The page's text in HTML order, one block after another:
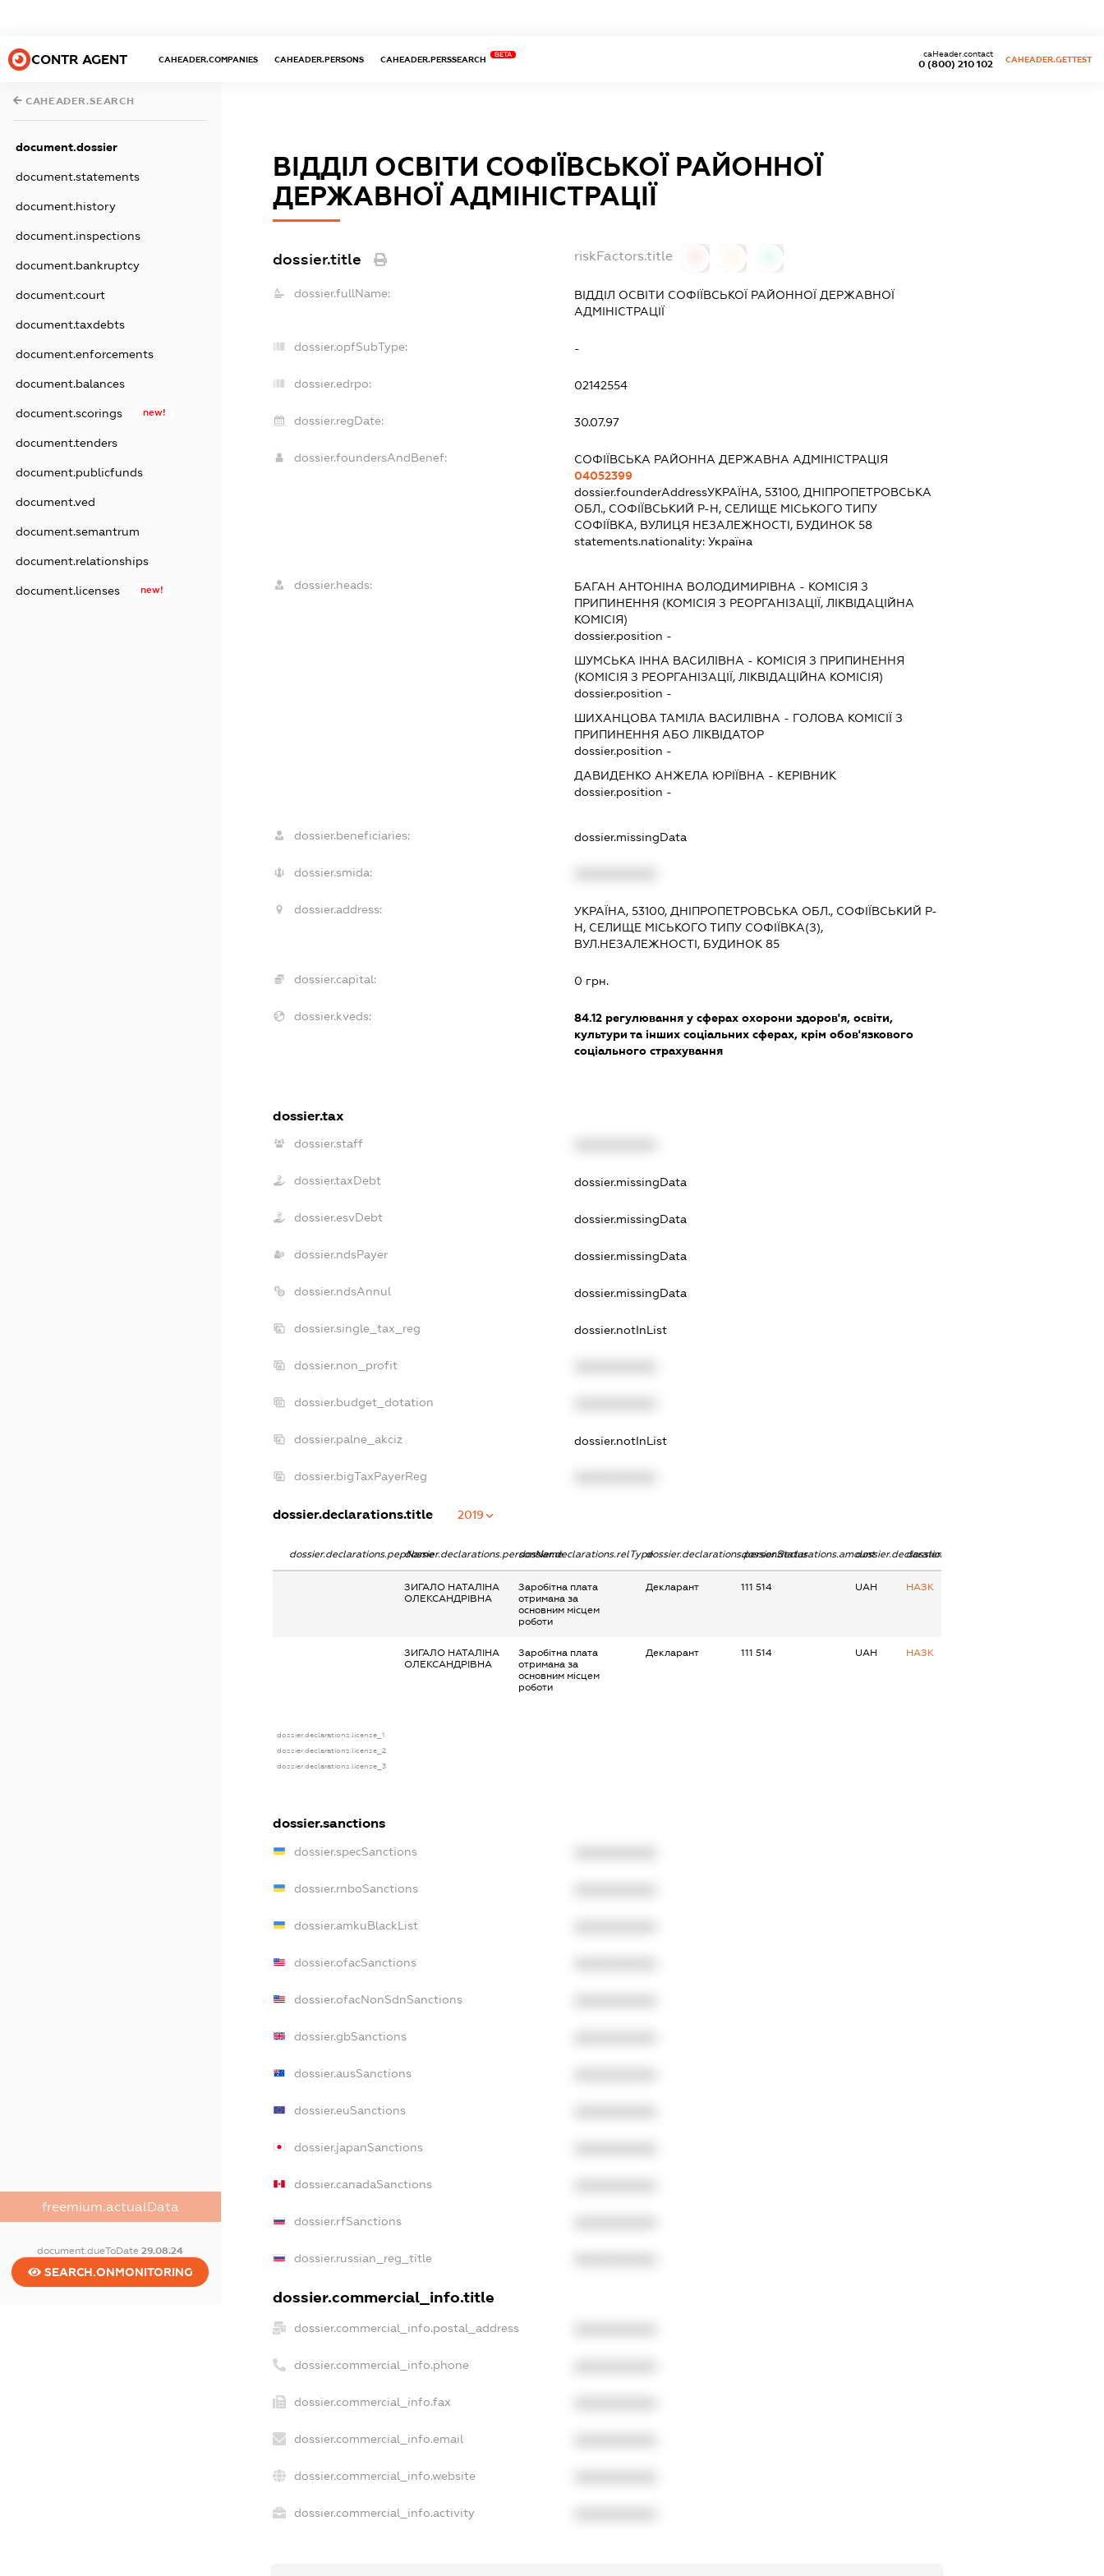
CONTR AGENT CAHEADER.COMPANIES CAHEADER.PERSONS CAHEADER.PERSSEARCH
BETA
0 (800) 210 102
caHeader.contact
CAHEADER.GETTEST
CAHEADER.SEARCH
document.dossier
document.statements
document.history
document.inspections
document.bankruptcy
document.court
document.taxdebts
document.enforcements
document.balances
document.scorings new!
document.tenders
document.publicfunds
document.ved
document.semantrum
document.relationships
document.licenses new!
freemium.actualData
document.dueToDate29.08.24
SEARCH.ONMONITORING
ВІДДІЛ ОСВІТИ СОФІЇВСЬКОЇ РАЙОННОЇ
ДЕРЖАВНОЇ АДМІНІСТРАЦІЇ
dossier.title riskFactors.title
dossier.fullName:
ВІДДІЛ ОСВІТИ СОФІЇВСЬКОЇ РАЙОННОЇ ДЕРЖАВНОЇ
АДМІНІСТРАЦІЇ
dossier.opfSubType: -
dossier.edrpo: 02142554
dossier.regDate: 30.07.97
dossier.foundersAndBenef:
СОФІЇВСЬКА РАЙОННА ДЕРЖАВНА АДМІНІСТРАЦІЯ
04052399
dossier.founderAddressУКРАЇНА, 53100, ДНІПРОПЕТРОВСЬКА
ОБЛ., СОФІЇВСЬКИЙ Р-Н, СЕЛИЩЕ МІСЬКОГО ТИПУ
СОФІЇВКА, ВУЛИЦЯ НЕЗАЛЕЖНОСТІ, БУДИНОК 58
statements.nationality: Україна
dossier.heads: БАГАН АНТОНІНА ВОЛОДИМИРІВНА - КОМІСІЯ З
ПРИПИНЕННЯ (КОМІСІЯ З РЕОРГАНІЗАЦІЇ, ЛІКВІДАЦІЙНА
КОМІСІЯ)
dossier.position -
ШУМСЬКА ІННА ВАСИЛІВНА - КОМІСІЯ З ПРИПИНЕННЯ
(КОМІСІЯ З РЕОРГАНІЗАЦІЇ, ЛІКВІДАЦІЙНА КОМІСІЯ)
dossier.position -
ШИХАНЦОВА ТАМІЛА ВАСИЛІВНА - ГОЛОВА КОМІСІЇ З
ПРИПИНЕННЯ АБО ЛІКВІДАТОР
dossier.position -
ДАВИДЕНКО АНЖЕЛА ЮРІЇВНА - КЕРІВНИК
dossier.position -
dossier.beneficiaries: dossier.missingData
dossier.smida:
dossier.address:
УКРАЇНА, 53100, ДНІПРОПЕТРОВСЬКА ОБЛ., СОФІЇВСЬКИЙ Р-
Н, СЕЛИЩЕ МІСЬКОГО ТИПУ СОФІЇВКА(З),
ВУЛ.НЕЗАЛЕЖНОСТІ, БУДИНОК 85
dossier.capital: 0 грн.
dossier.kveds: 84.12регулювання у сферах охорони здоров'я, освіти,
культури та інших соціальних сферах, крім обов'язкового
соціального страхування
dossier.tax
dossier.staff
dossier.taxDebt dossier.missingData
dossier.esvDebt dossier.missingData
dossier.ndsPayer dossier.missingData
dossier.ndsAnnul dossier.missingData
dossier.single_tax_reg dossier.notInList
dossier.non_profit
dossier.budget_dotation
dossier.palne_akciz dossier.notInList
dossier.bigTaxPayerReg
dossier.declarations.title 2019
dossier.declarations.pepNamedossier.declarations.personNamedossier.declarations.relTypedossier.declarations.personStatusdossier.declarations.amountdossier.declarations.currency
dossier.declarations.source
ЗИГАЛО НАТАЛІНА
ОЛЕКСАНДРІВНА
Заробітна плата
отримана за
основним місцем
роботи
Декларант 111 514 UAH НАЗК
ЗИГАЛО НАТАЛІНА
ОЛЕКСАНДРІВНА
Заробітна плата
отримана за
основним місцем
роботи
Декларант 111 514 UAH НАЗК
dossier.declarations.license_1
dossier.declarations.license_2
dossier.declarations.license_3
dossier.sanctions
dossier.specSanctions
dossier.rnboSanctions
dossier.amkuBlackList
dossier.ofacSanctions
dossier.ofacNonSdnSanctions
dossier.gbSanctions
dossier.ausSanctions
dossier.euSanctions
dossier.japanSanctions
dossier.canadaSanctions
dossier.rfSanctions
dossier.russian_reg_title
dossier.commercial_info.title
dossier.commercial_info.postal_address
dossier.commercial_info.phone
dossier.commercial_info.fax
dossier.commercial_info.email
dossier.commercial_info.website
dossier.commercial_info.activity